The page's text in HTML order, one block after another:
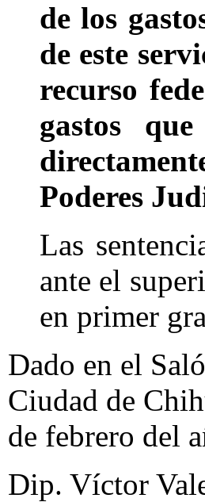
de los
de este
recurso
gastos
Poderes
Las
ante el
en primer
Dado en el
Ciudad de
de febrero del
Dip. Víctor